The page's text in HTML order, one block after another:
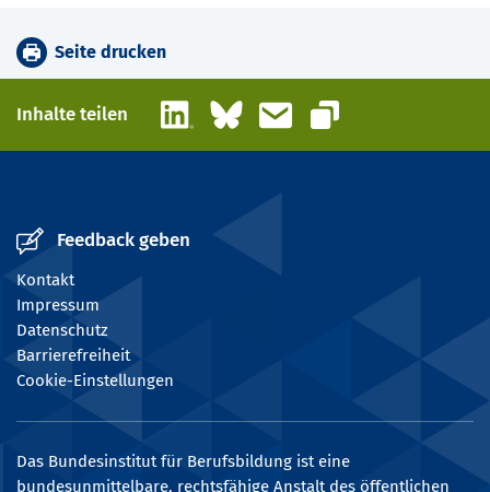
Seite drucken
Inhalte teilen LinkedInBlueskyE-Mail
Link kopieren
Feedback geben
Kontakt
Impressum
Datenschutz
Barrierefreiheit
Cookie-Einstellungen
Das Bundesinstitut für Berufsbildung ist eine
bundesunmittelbare, rechtsfähige Anstalt des öffentlichen